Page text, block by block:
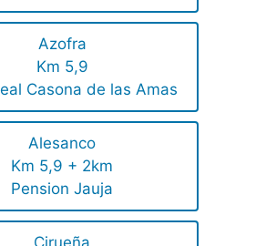
Azofra
Km 5,9
Casona de las Amas
Alesanco
Km 5,9 + 2km
Pension Jauja
Cirueña